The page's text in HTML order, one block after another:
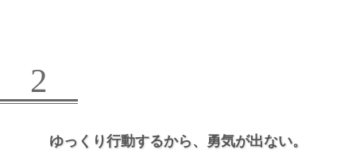
2
ゆっくり行動するから、 勇気が出ない。